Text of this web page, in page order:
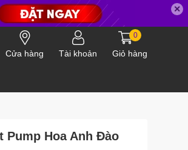
✕
Cửa hàng Tài khoản
0
Giỏ hàng
Pump Hoa Anh Đào